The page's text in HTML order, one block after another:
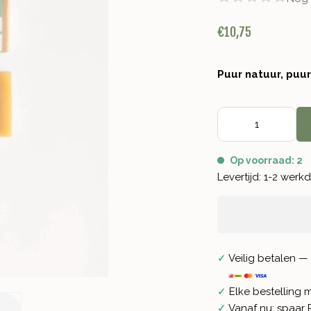
€10,75
Puur natuur,
Op voorraad: 2
Levertijd: 1-2
✓ Veilig betalen —
✓ Elke bestelling
✓ Vanaf nu: spaar